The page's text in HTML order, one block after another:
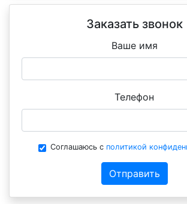
Заказать звонок
Ваше имя
Телефон
Соглашаюсь с политикой
Отправить